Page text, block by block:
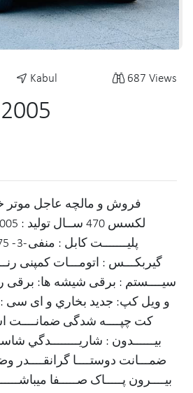
Kabul 687 Views
فروش و مالچه عاجل موتر
گیربکـــس : اتومـــات کمپنی
سیــــستم : برقی شیشه ها: برقی
و ویل کپ: جدید بخاري و ای سی :
بیــــــدون : شاریــــــــدگي
ضمـــانت دوستــــا گرانقــــدر
بیــــرون پـــــاک صـــــفا